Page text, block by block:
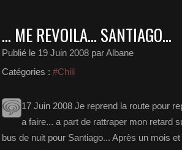
... ME REVOILA... SANTIAGO...
Publié le 19 Juin 2008 par Albane
Catégories : #Chili
17 Juin 2008 Je reprend la route pour
a faire... a part de rattraper mon retard
bus de nuit pour Santiago... Après un mois